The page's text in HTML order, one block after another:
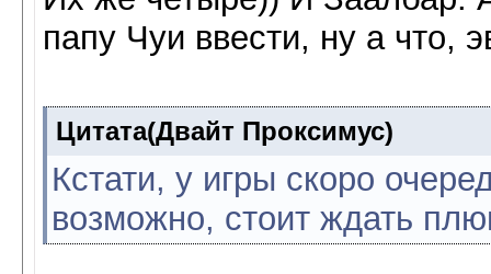
папу Чуи ввести, ну а что,
Цитата(Двайт Проксимус)
Кстати, у игры скоро
возможно, стоит ждать